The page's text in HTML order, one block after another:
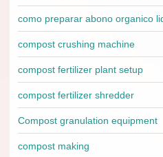
como preparar abono organico
compost crushing machine
compost fertilizer plant setup
compost fertilizer shredder
Compost granulation equipment
compost making